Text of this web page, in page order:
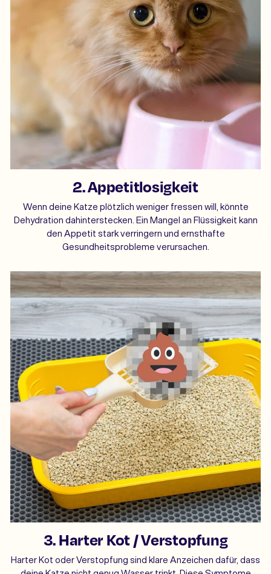
2. Appetitlosigkeit
Wenn deine Katze plötzlich weniger fressen will, könnte
Dehydration dahinterstecken. Ein Mangel an Flüssigkeit kann
den Appetit stark verringern und ernsthafte
Gesundheitsprobleme verursachen.
3. Harter Kot / Verstopfung
Harter Kot oder Verstopfung sind klare Anzeichen dafür, dass